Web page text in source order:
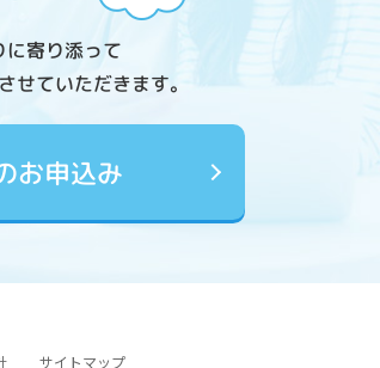
寄り添って
せていただきます。
お申込み
サイトマップ